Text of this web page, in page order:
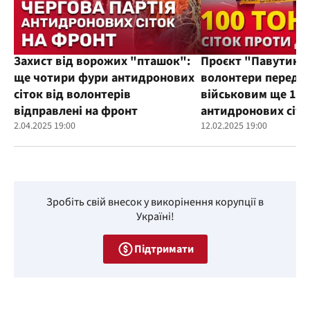
Захист від ворожих "пташок":
ще чотири фури антидронових
сіток від волонтерів
відправлені на фронт
2.04.2025 19:00
Проєкт
волонтери
військовим ще
антидронових
12.02.2025 19:00
Зробіть свій внесок у викорінення корупції в
Україні!
Підтримати